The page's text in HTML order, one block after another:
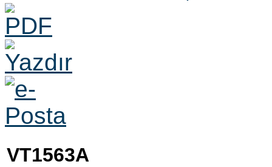
VT1563A